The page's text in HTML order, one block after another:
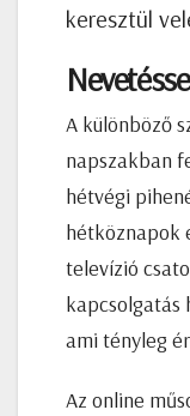
keresztül
A különböző
napszakban
hétvégi
hétköznapok
televízió
kapcsolgatás
ami tényleg
Az online